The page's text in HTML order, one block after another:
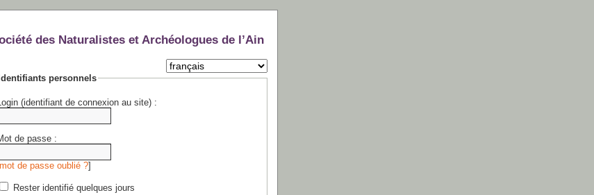
des Naturalistes et Archéologues de l’Ain
Identifiants personnels
(identifiant de connexion au site) :
de passe :
mot de passe oublié ?]
Rester identifié quelques jours